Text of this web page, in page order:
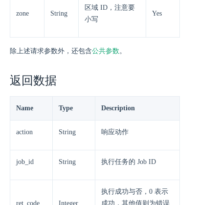
zone String
区域 ID，注意要
小写
Yes
除上述请求参数外，还包含公共参数。
返回数据
Name Type Description
action String 响应动作
job_id String 执行任务的 Job ID
ret_code Integer
执行成功与否，0 表示
成功，其他值则为错误